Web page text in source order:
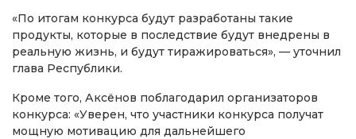
«По итогам конкурса будут разработаны такие
продукты, которые в последствие будут внедрены в
реальную жизнь, и будут тиражироваться», — уточнил
глава Республики.
Кроме того, Аксёнов поблагодарил организаторов
конкурса: «Уверен, что участники конкурса получат
мощную мотивацию для дальнейшего